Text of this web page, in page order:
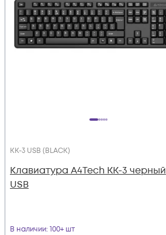
KK-3 USB (BLACK)
Клавиатура A4Tech KK-3 черный
USB
В наличии: 100+ шт